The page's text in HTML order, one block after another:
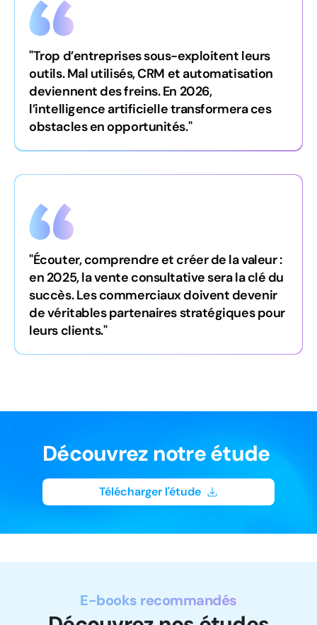
"Trop d’entreprises sous-exploitent leurs
outils. Mal utilisés, CRM et automatisation
deviennent des freins. En 2026,
l’intelligence artificielle transformera ces
obstacles en opportunités."
"Écouter, comprendre et créer de la valeur :
en 2025, la vente consultative sera la clé du
succès. Les commerciaux doivent devenir
de véritables partenaires stratégiques pour
leurs clients."
Découvrez notre étude
Télécharger l'étude
E-books recommandés